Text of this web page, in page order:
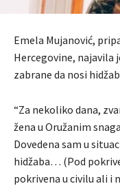
Emela Mujanović,
Hercegovine, najavila
zabrane da nosi
“Za nekoliko dana,
žena u Oružanim
Dovedena sam u
hidžaba… (Pod
pokrivena u civilu ali i